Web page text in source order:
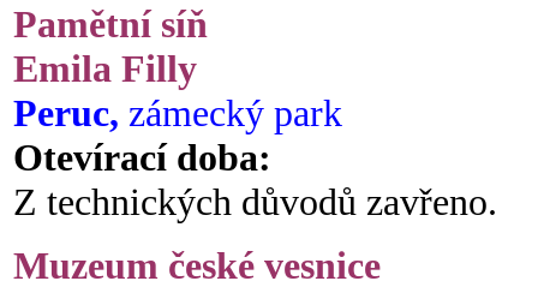
Pamětní síň
Emila Filly
Peruc, zámecký park
Otevírací doba:
Z technických důvodů zavřeno.
Muzeum české vesnice